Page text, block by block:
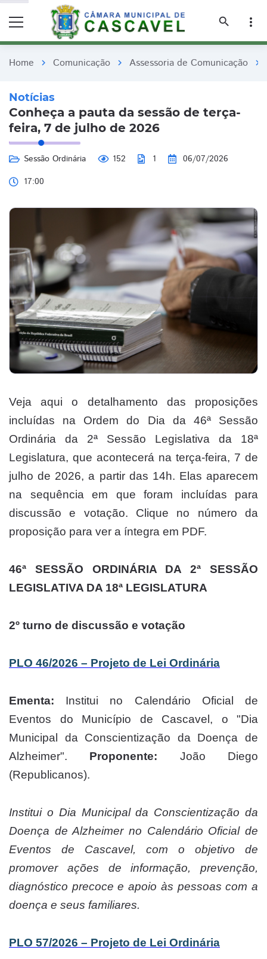
remove_red_eye
search
more_vert
Home chevron_right Comunicação chevron_right Assessoria de Comunicação chevron_right
Notícias
Conheça a pauta da sessão de terça-
feira, 7 de julho de 2026
Sessão Ordinária 152 1
06/07/2026
17:00
Veja aqui o detalhamento das proposições
incluídas na Ordem do Dia da 46ª Sessão
Ordinária da 2ª Sessão Legislativa da 18ª
Legislatura, que acontecerá na terça-feira, 7 de
julho de 2026, a partir das 14h. Elas aparecem
na sequência em que foram incluídas para
discussão e votação. Clique no número da
proposição para ver a íntegra em PDF.
46ª SESSÃO ORDINÁRIA DA 2ª SESSÃO
LEGISLATIVA DA 18ª LEGISLATURA
2º turno de discussão e votação
PLO 46/2026 – Projeto de Lei Ordinária
Ementa: Institui no Calendário Oficial de
Eventos do Município de Cascavel, o "Dia
Municipal da Conscientização da Doença de
Alzheimer". Proponente: João Diego
(Republicanos).
Institui o Dia Municipal da Conscientização da
Doença de Alzheimer no Calendário Oficial de
Eventos de Cascavel, com o objetivo de
promover ações de informação, prevenção,
diagnóstico precoce e apoio às pessoas com a
doença e seus familiares.
PLO 57/2026 – Projeto de Lei Ordinária